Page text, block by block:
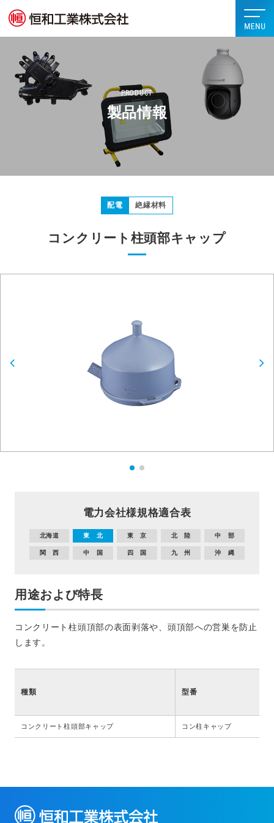
PRODUCT
製品情報
配電 絶縁材料
コンクリート柱頭部キャップ
電力会社様規格適合表
北海道 東 北 東 京 北 陸 中 部
関 西 中 国 四 国 九 州 沖 縄
用途および特長
コンクリート柱頭頂部の表面剥落や、頭頂部への営巣を防止
します。
種類 型番
コンクリート柱頭部キャップ コン柱キャップ